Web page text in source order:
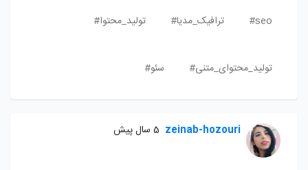
seo# ترافیک_مدیا# تولید_محتوا#
تولید_محتوای_متنی# سئو#
zeinab-hozouri 5 سال پیش